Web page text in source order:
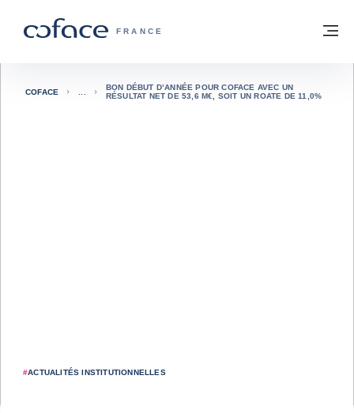
COFACE, FOR TRADE - PAGE
FRANCE
Retour à la page d'accueil
#ACTUALITÉS INSTITUTIONNELLES
COFACE
BON DÉBUT D’ANNÉE POUR COFACE AVEC UN
RÉSULTAT NET DE 53,6 M€, SOIT UN ROATE DE 11,0%